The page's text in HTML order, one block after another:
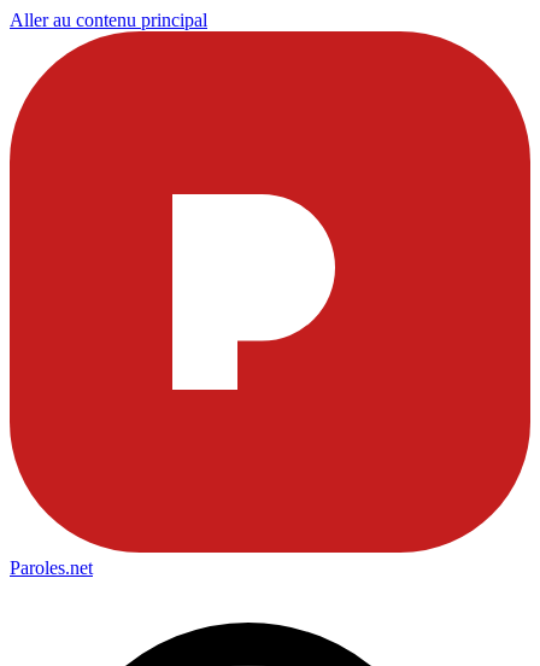
Aller au contenu principal
Paroles.net